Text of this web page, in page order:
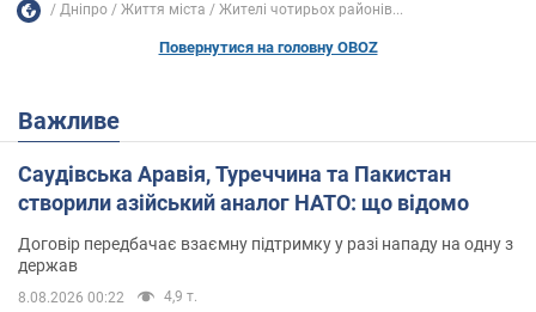
Дніпро Життя міста Жителі чотирьох районів...
Повернутися на головну OBOZ
Важливе
Саудівська Аравія, Туреччина та Пакистан
створили азійський аналог НАТО: що відомо
Договір передбачає взаємну підтримку у разі нападу на одну з
держав
8.08.2026 00:22 4,9 т.